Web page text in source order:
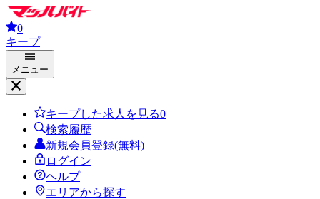
0
キープ
メニュー
キープした求人を見る0
検索履歴
新規会員登録(無料)
ログイン
ヘルプ
エリアから探す